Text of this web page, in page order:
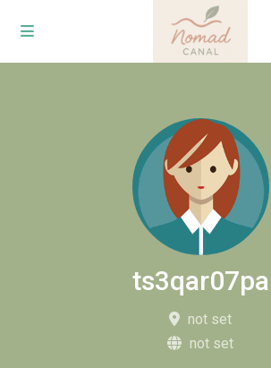
ts3qar07pa
not set
not set